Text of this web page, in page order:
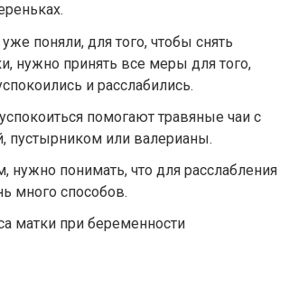
поняли, для того, чтобы снять
нужно принять все меры для того,
и расслабились.
помогают травяные чаи с
пустырником или валерианы.
нужно понимать, что для расслабления
много способов.
матки при беременности